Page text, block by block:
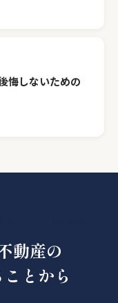
悔しないための
動産の
とから